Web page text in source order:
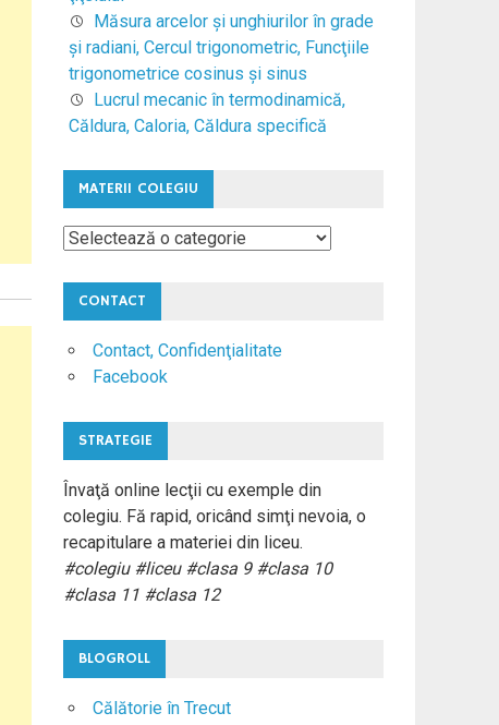
Măsura arcelor şi unghiurilor în grade
şi radiani, Cercul trigonometric, Funcţiile
trigonometrice cosinus şi sinus
Lucrul mecanic în termodinamică,
Căldura, Caloria, Căldura specifică
MATERII COLEGIU
Materii
CONTACT
Contact, Confidenţialitate
Facebook
STRATEGIE
Învaţă online lecţii cu exemple din
colegiu. Fă rapid, oricând simţi nevoia, o
recapitulare a materiei din liceu.
#colegiu #liceu #clasa 9 #clasa 10
#clasa 11 #clasa 12
BLOGROLL
Călătorie în Trecut